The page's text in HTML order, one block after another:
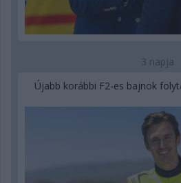
3 napja
Újabb korábbi F2-es bajnok